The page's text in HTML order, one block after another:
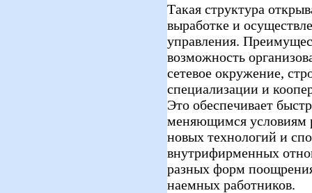
Такая структура
выработке и
управления.
возможность
сетевое окружение,
специализации и
Это обеспечивает
меняющимся условиям
новых технологий и
внутрифирменных
разных форм
наемных работников.